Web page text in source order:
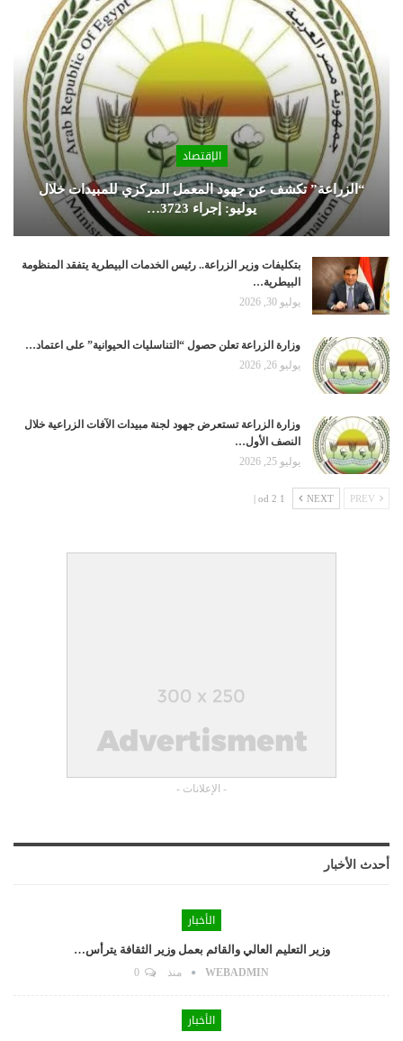
الإقتصاد
“الزراعة” تكشف عن جهود المعمل المركزي للمبيدات خلال
يوليو: إجراء 3723…
بتكليفات وزير الزراعة.. رئيس الخدمات البيطرية يتفقد المنظومة
البيطرية…
يوليو 30, 2026
وزارة الزراعة تعلن حصول “التناسليات الحيوانية” على اعتماد…
يوليو 26, 2026
وزارة الزراعة تستعرض جهود لجنة مبيدات الآفات الزراعية خلال
النصف الأول…
يوليو 25, 2026
NEXT
1 od 2 |
- الإعلانات -
أحدث الأخبار
الأخبار
وزير التعليم العالي والقائم بعمل وزير الثقافة يترأس…
WEBADMIN منذ
الأخبار